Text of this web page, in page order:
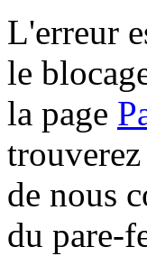
L'erreur
le
la page
de nous
du pare-